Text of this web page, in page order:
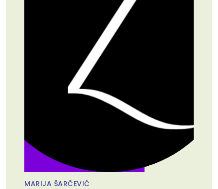
MARIJA ŠARČEVIĆ